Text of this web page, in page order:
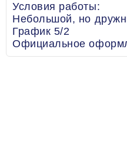
Условия работы:
Небольшой, но
График 5/2
Официальное